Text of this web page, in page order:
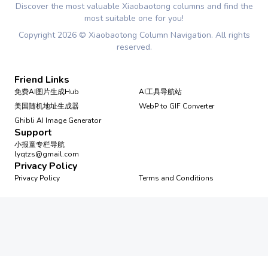
Discover the most valuable Xiaobaotong columns and find the
most suitable one for you!
Copyright 2026© Xiaobaotong Column Navigation. All rights
reserved.
Friend Links
免费AI图片生成Hub
AI工具导航站
美国随机地址生成器
WebP to GIF Converter
Ghibli AI Image Generator
Support
小报童专栏导航
lyqtzs@gmail.com
Privacy Policy
Privacy Policy Terms and Conditions